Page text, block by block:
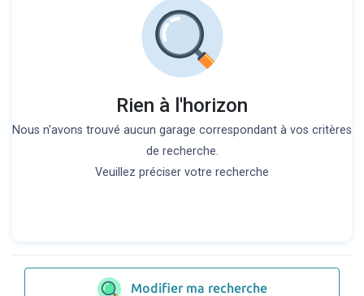
Rien à l'horizon
Nous n'avons trouvé aucun garage correspondant à vos critères
de recherche.
Veuillez préciser votre recherche
Modifier ma recherche